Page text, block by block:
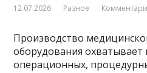
12.07.2026 Разное
Производство
оборудования охватывает
операционных,